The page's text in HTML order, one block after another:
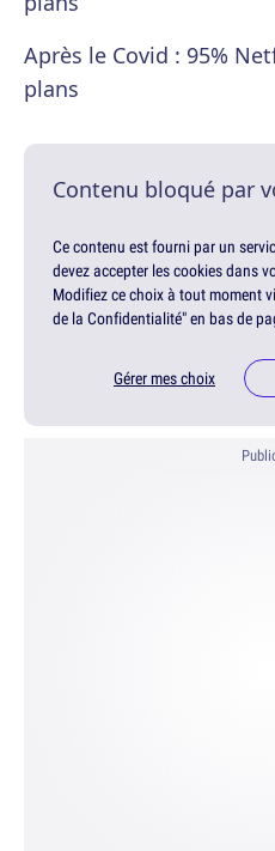
Après le Covid : 95%
plans
Contenu bloqué par
Ce contenu est fourni par un
devez accepter les cookies dans
Modifiez ce choix à tout moment
de la Confidentialité" en bas de
Gérer mes choix